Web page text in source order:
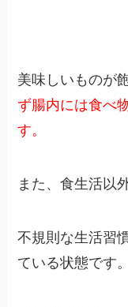
美味しいものが
ず腸内には食べ
す。
また、食生活以
不規則な生活習
ている状態です。